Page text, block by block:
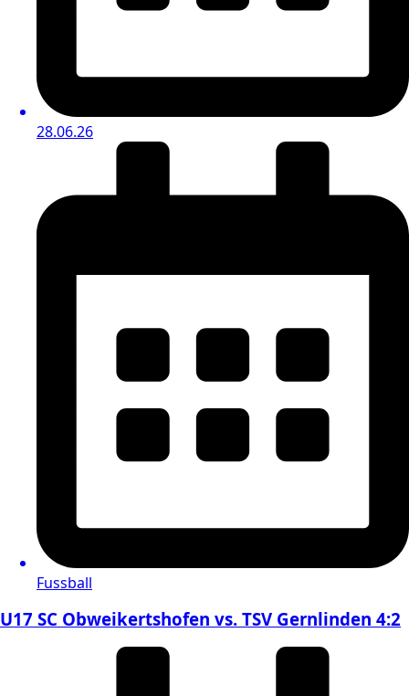
28.06.26
Fussball
U17 SC Obweikertshofen vs. TSV Gernlinden 4:2